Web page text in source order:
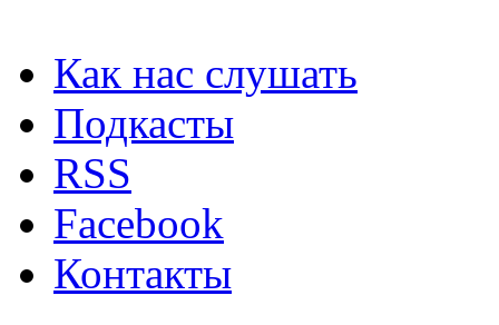
Как нас слушать
Подкасты
RSS
Facebook
Контакты